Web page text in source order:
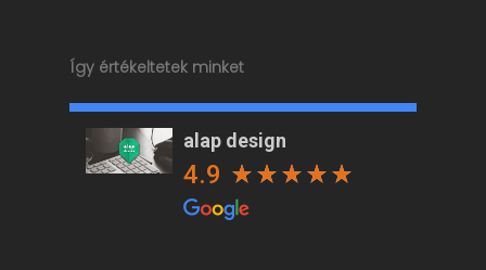
Így értékeltetek minket
alap design
4.9